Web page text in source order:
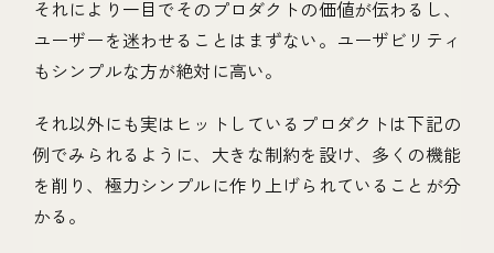
それにより一目でそのプロダクトの価値が伝わるし、
ユーザーを迷わせることはまずない。ユーザビリティ
もシンプルな方が絶対に高い。
それ以外にも実はヒットしているプロダクトは下記の
例でみられるように、大きな制約を設け、多くの機能
を削り、極力シンプルに作り上げられていることが分
かる。